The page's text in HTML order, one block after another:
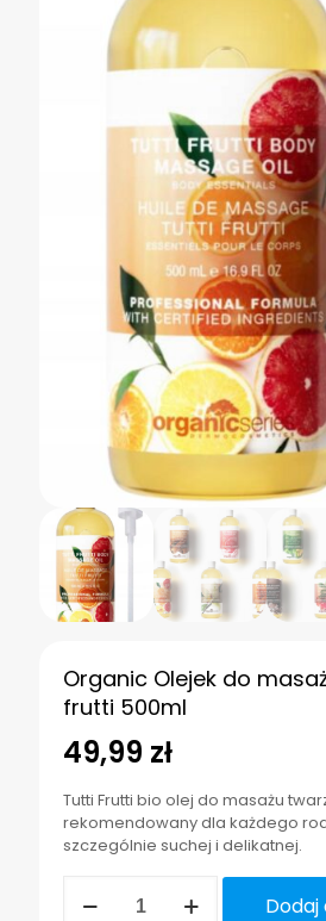
Organic Olejek do
frutti 500ml
49,99 zł
Tutti Frutti bio olej do masażu
rekomendowany dla każdego
szczególnie suchej i delikatnej.
Organic
Dodaj